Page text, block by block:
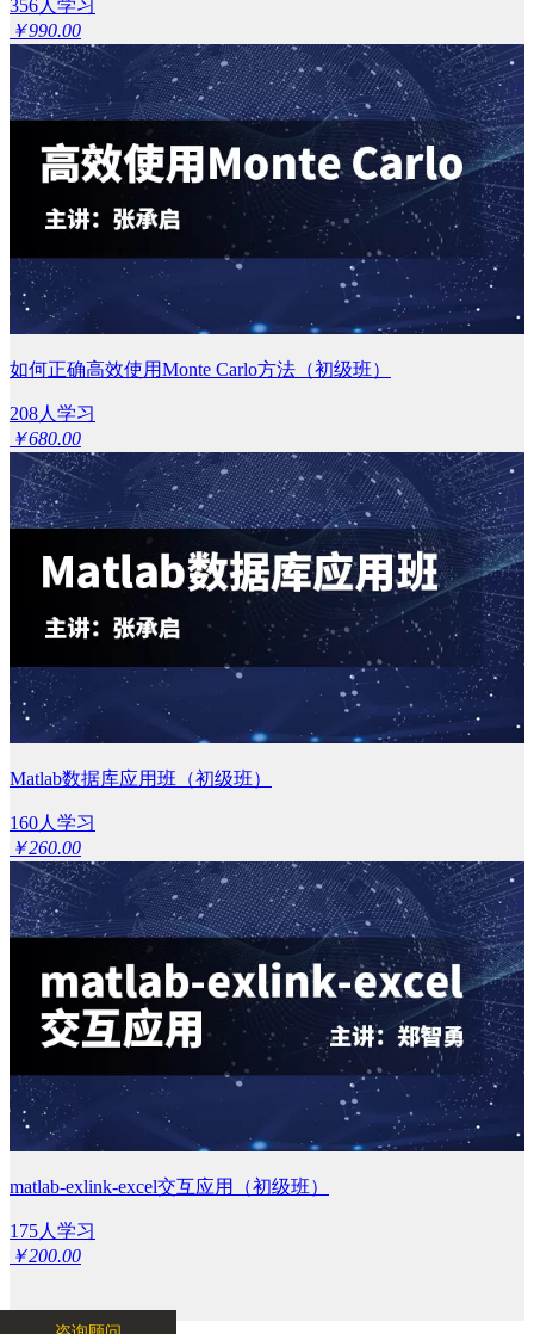
356人学习
￥990.00
如何正确高效使用Monte Carlo方法（初级班）
208人学习
￥680.00
Matlab数据库应用班（初级班）
160人学习
￥260.00
matlab-exlink-excel交互应用（初级班）
175人学习
￥200.00